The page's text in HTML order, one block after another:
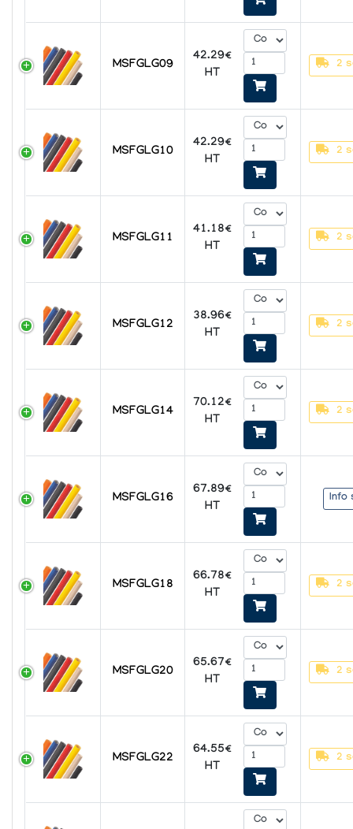
MSFGLG09
42.29€
HT
2
MSFGLG10
42.29€
HT
2
MSFGLG11
41.18€
HT
2
MSFGLG12
38.96€
HT
2
MSFGLG14
70.12€
HT
2
MSFGLG16
67.89€
HT
Info
MSFGLG18
66.78€
HT
2
MSFGLG20
65.67€
HT
2
MSFGLG22
64.55€
HT
2